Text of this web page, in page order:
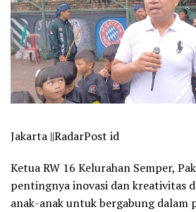
Jakarta ||RadarPost id
Ketua RW 16 Kelurahan Semper,
pentingnya inovasi dan kreativitas
anak-anak untuk bergabung dalam